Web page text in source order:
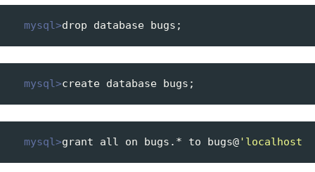
  mysql>
drop database bugs;
  mysql>
create database bugs;
  mysql>
grant all on bugs.* to bugs@'localhost'